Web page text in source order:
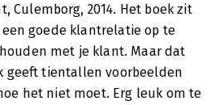
Culemborg, 2014. Het boek zit
goede klantrelatie op te
met je klant. Maar dat
geeft tientallen voorbeelden
het niet moet. Erg leuk om te